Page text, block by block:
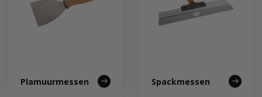
Plamuurmessen Spackmessen